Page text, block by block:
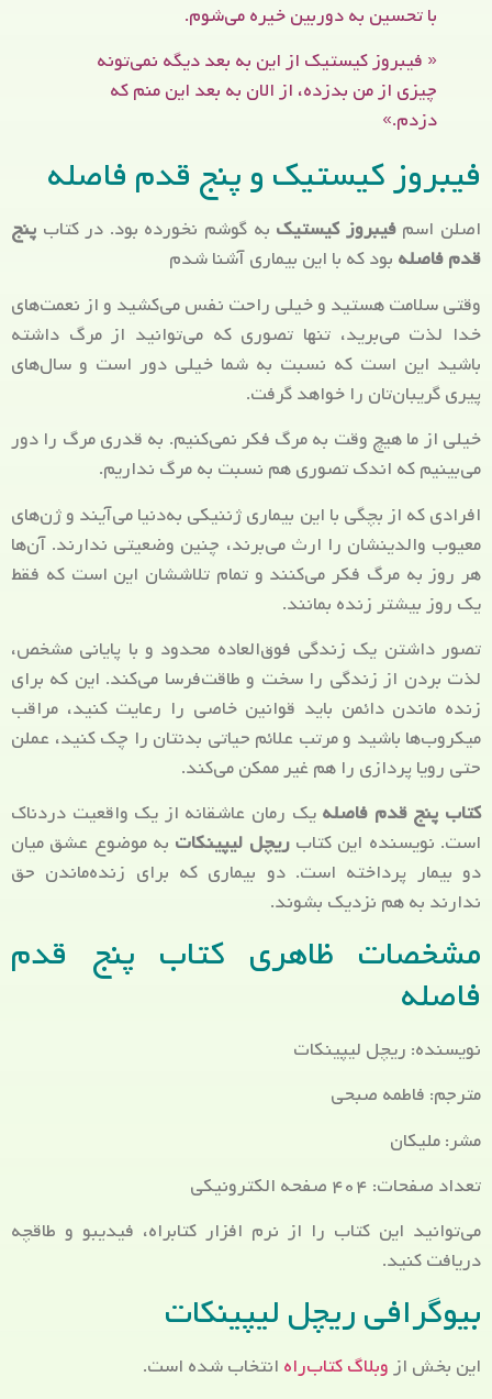
با تحسین به دوربین خیره می‌شوم.
« فیبروز کیستیک از این به بعد دیگه نمی‌تونه
چیزی از من بدزده، از الان به بعد این منم که
دزدم.»
فیبروز کیستیک و پنج قدم فاصله
اصلن اسمفیبروز کیستیک به گوشم نخورده بود. در کتاب پنج
قدم فاصله بود که با این بیماری آشنا شدم
وقتی سلامت هستید و خیلی راحت نفس می‌کشید و از نعمت‌های
خدا لذت می‌برید، تنها تصوری که می‌توانید از مرگ داشته
باشید این است که نسبت به شما خیلی دور است و سال‌های
پیری گریبان‌تان را خواهد گرفت.
خیلی از ما هیچ وقت به مرگ فکر نمی‌کنیم. به قدری مرگ را دور
می‌بینیم که اندک تصوری هم نسبت به مرگ نداریم.
افرادی که از بچگی با این بیماری ژننیکی به‌دنیا می‌آیند و ژن‌های
معیوب والدینشان را ارث می‌برند، چنین وضعیتی ندارند. آن‌ها
هر روز به مرگ فکر می‌کنند و تمام تلاششان این است که فقط
یک روز بیشتر زنده بمانند.
تصور داشتن یک زندگی فوق‌العاده محدود و با پایانی مشخص،
لذت بردن از زندگی را سخت و طاقت‌فرسا می‌کند. این که برای
زنده ماندن دائمن باید قوانین خاصی را رعایت کنید، مراقب
میکروب‌ها باشید و مرتب علائم حیاتی بدنتان را چک کنید، عملن
حتی رویا پردازی را هم غیر ممکن می‌کند.
کتاب پنج قدم فاصله یک رمان عاشقانه از یک واقعیت دردناک
است. نویسنده این کتابریچل لیپینکات به موضوع عشق میان
دو بیمار پرداخته است. دو بیماری که برای زنده‌ماندن حق
ندارند به هم نزدیک بشوند.
مشخصات ظاهری کتاب پنج قدم
فاصله
نویسنده: ریچل لیپینکات
مترجم: فاطمه صبحی
مشر: ملیکان
تعداد صفحات: ۴۰۴ صفحه الکترونیکی
می‌توانید این کتاب را از نرم افزار کتابراه، فیدیبو و طاقچه
دریافت کنید.
بیوگرافی ریچل لیپینکات
این بخش ازوبلاگ کتاب‌راه انتخاب شده است.